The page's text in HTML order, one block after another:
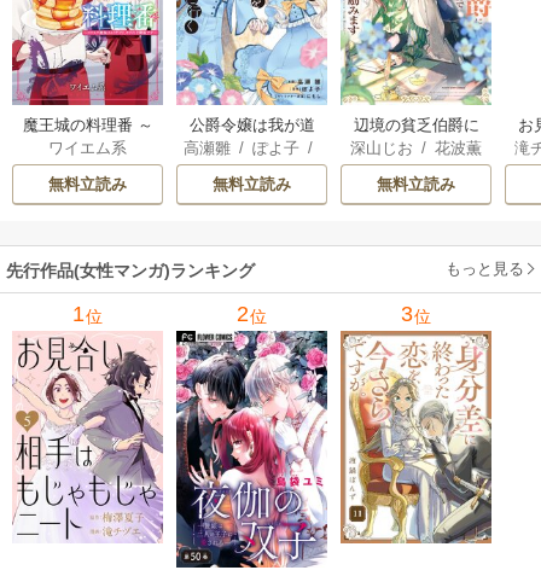
魔王城の料理番 ～
コワモテ魔族ばか
りだけど、ホワイ
トな職場です～
ワイエム系
無料立読み
公爵令嬢は我が道
を場当たり的に行
く
高瀬雛/ ぽよ子/
にもし
無料立読み
辺境の貧乏伯爵に
嫁ぐことになった
ので領地改革に励
みます ～the letter
深山じお /花波薫
/ボダックス
無料立読み
お
じ
滝
先行作品(女性マンガ)ランキング もっと見る
1位 2位 3位